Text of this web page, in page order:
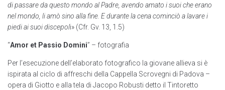
di passare da questo mondo al Padre, avendo amato i suoi che erano
nel mondo, li amò sino alla fine. E durante la cena cominciò a lavare i
piedi ai suoi discepoli» (Cfr. Gv. 13, 1.5)
“Amor et Passio Domini” – fotografia
Per l’esecuzione dell’elaborato fotografico la giovane allieva si è
ispirata al ciclo di affreschi della Cappella Scrovegni di Padova –
opera di Giotto e alla tela di Jacopo Robusti detto il Tintoretto